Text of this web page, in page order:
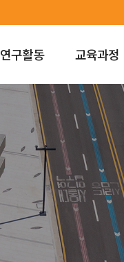
연구활동 교육과정